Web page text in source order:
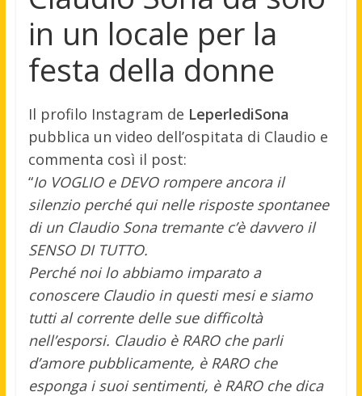
in un locale per la
festa della donne
Il profilo Instagram de LeperlediSona
pubblica un video dell’ospitata di Claudio e
commenta così il post:
“Io VOGLIO e DEVO rompere ancora il
silenzio perché qui nelle risposte spontanee
di un Claudio Sona tremante c’è davvero il
SENSO DI TUTTO.
Perché noi lo abbiamo imparato a
conoscere Claudio in questi mesi e siamo
tutti al corrente delle sue difficoltà
nell’esporsi. Claudio è RARO che parli
d’amore pubblicamente, è RARO che
esponga i suoi sentimenti, è RARO che dica